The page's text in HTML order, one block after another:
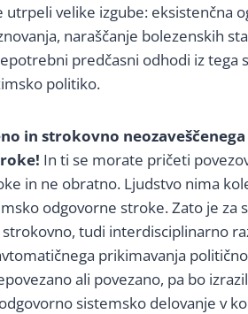
velike izgube: eksistenčna
naraščanje bolezenskih
predčasni odhodi iz tega
politiko.
in strokovno
In ti se morate pričeti
in ne obratno. Ljudstvo nima
odgovorne stroke. Zato je za
tudi interdisciplinarno
prikimavanja
ali povezano, pa bo
sistemsko delovanje v